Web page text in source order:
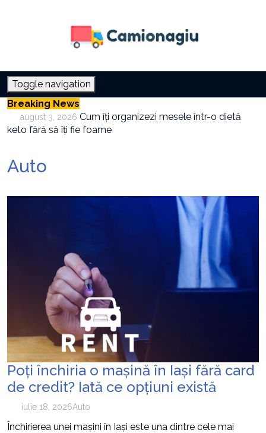
Toggle navigation
Breaking News
august 3, 2026 Cum îți organizezi mesele într-o dietă
keto fără să îți fie foame
iulie 27, 2026
iulie 23, 2026 Cum integrezi oțetul de orez în meniul de
Este tehnica Pomodoro potrivită pentru
Cele mai frecvente cauze ale anxietății și
cum pot fi prevenite
Auto
Poți închiria o mașină în Iași fără card
de credit? Iată ce opțiuni există
iulie 18, 2026Auto
Închirierea unei mașini în Iași este una dintre cele mai